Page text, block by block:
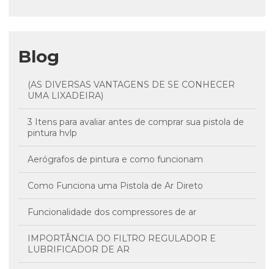
Blog
(AS DIVERSAS VANTAGENS DE SE CONHECER
UMA LIXADEIRA)
3 Itens para avaliar antes de comprar sua pistola de
pintura hvlp
Aerógrafos de pintura e como funcionam
Como Funciona uma Pistola de Ar Direto
Funcionalidade dos compressores de ar
IMPORTÂNCIA DO FILTRO REGULADOR E
LUBRIFICADOR DE AR